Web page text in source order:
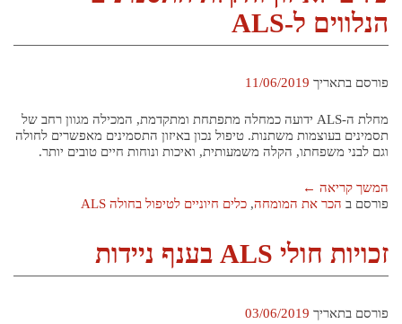
הנלווים ל-ALS
פורסם בתאריך 11/06/2019
מחלת ה-ALS ידועה כמחלה מתפתחת ומתקדמת, המכילה מגוון רחב של
תסמינים בעוצמות משתנות. טיפול נכון באיזון התסמינים מאפשרים לחולה
וגם לבני משפחתו, הקלה משמעותית, ואיכות ונוחות חיים טובים יותר.
המשך קריאה ←
פורסם ב הכר את המומחה, כלים חיוניים לטיפול בחולה ALS
זכויות חולי ALS בענף ניידות
פורסם בתאריך 03/06/2019